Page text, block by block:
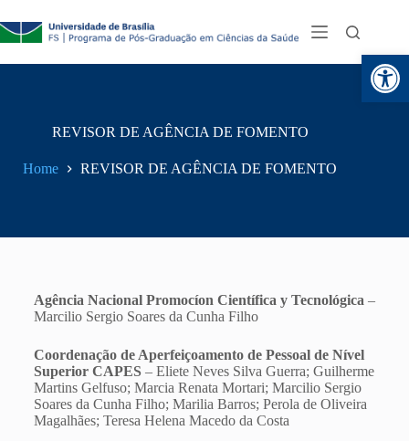
REVISOR DE AGÊNCIA DE FOMENTO
Home REVISOR DE AGÊNCIA DE FOMENTO
Agência Nacional Promocíon Científica y Tecnológica –
Marcilio Sergio Soares da Cunha Filho
Coordenação de Aperfeiçoamento de Pessoal de Nível
Superior CAPES– Eliete Neves Silva Guerra; Guilherme
Martins Gelfuso; Marcia Renata Mortari; Marcilio Sergio
Soares da Cunha Filho; Marilia Barros; Perola de Oliveira
Magalhães; Teresa Helena Macedo da Costa